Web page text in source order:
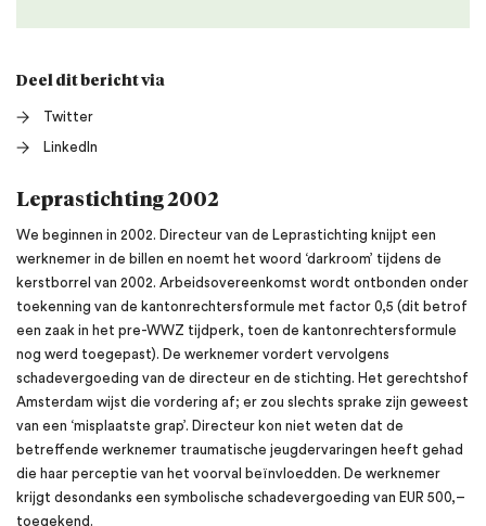
Deel dit bericht via
Twitter
LinkedIn
Leprastichting 2002
We beginnen in 2002. Directeur van de Leprastichting knijpt een
werknemer in de billen en noemt het woord ‘darkroom’ tijdens de
kerstborrel van 2002. Arbeidsovereenkomst wordt ontbonden onder
toekenning van de kantonrechtersformule met factor 0,5 (dit betrof
een zaak in het pre-WWZ tijdperk, toen de kantonrechtersformule
nog werd toegepast). De werknemer vordert vervolgens
schadevergoeding van de directeur en de stichting. Het gerechtshof
Amsterdam wijst die vordering af; er zou slechts sprake zijn geweest
van een ‘misplaatste grap’. Directeur kon niet weten dat de
betreffende werknemer traumatische jeugdervaringen heeft gehad
die haar perceptie van het voorval beïnvloedden. De werknemer
krijgt desondanks een symbolische schadevergoeding van EUR 500,–
toegekend.